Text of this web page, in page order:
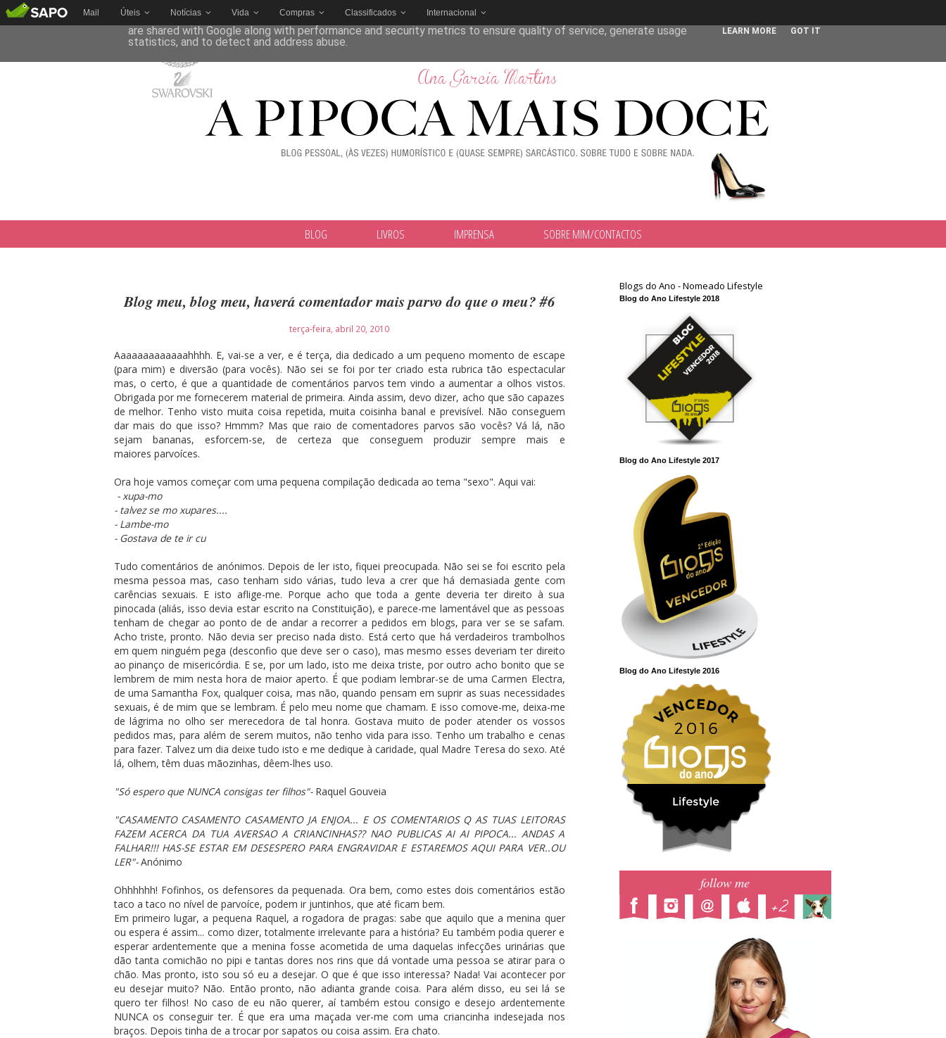
Mail Úteis Notícias Vida Compras Classificados Internacional
BLOG LIVROS IMPRENSA SOBRE MIM/CONTACTOS
Blog meu, blog meu, haverá comentador mais parvo do que o meu? #6
terça-feira, abril 20, 2010
Aaaaaaaaaaaaahhhh. E, vai-se a ver, e é terça, dia dedicado a um pequeno momento de escape
(para mim) e diversão (para vocês). Não sei se foi por ter criado esta rubrica tão espectacular
mas, o certo, é que a quantidade de comentários parvos tem vindo a aumentar a olhos vistos.
Obrigada por me fornecerem material de primeira. Ainda assim, devo dizer, acho que são capazes
de melhor. Tenho visto muita coisa repetida, muita coisinha banal e previsível. Não conseguem
dar mais do que isso? Hmmm? Mas que raio de comentadores parvos são vocês? Vá lá, não
sejam bananas, esforcem-se, de certeza que conseguem produzir sempre mais e
maiores parvoíces.
Ora hoje vamos começar com uma pequena compilação dedicada ao tema "sexo". Aqui vai:
- xupa-mo
- talvez se mo xupares....
- Lambe-mo
- Gostava de te ir cu
Tudo comentários de anónimos. Depois de ler isto, fiquei preocupada. Não sei se foi escrito pela
mesma pessoa mas, caso tenham sido várias, tudo leva a crer que há demasiada gente com
carências sexuais. E isto aflige-me. Porque acho que toda a gente deveria ter direito à sua
pinocada (aliás, isso devia estar escrito na Constituição), e parece-me lamentável que as pessoas
tenham de chegar ao ponto de de andar a recorrer a pedidos em blogs, para ver se se safam.
Acho triste, pronto. Não devia ser preciso nada disto. Está certo que há verdadeiros trambolhos
em quem ninguém pega (desconfio que deve ser o caso), mas mesmo esses deveriam ter direito
ao pinanço de misericórdia. E se, por um lado, isto me deixa triste, por outro acho bonito que se
lembrem de mim nesta hora de maior aperto. É que podiam lembrar-se de uma Carmen Electra,
de uma Samantha Fox, qualquer coisa, mas não, quando pensam em suprir as suas necessidades
sexuais, é de mim que se lembram. É pelo meu nome que chamam. E isso comove-me, deixa-me
de lágrima no olho ser merecedora de tal honra. Gostava muito de poder atender os vossos
pedidos mas, para além de serem muitos, não tenho vida para isso. Tenho um trabalho e cenas
para fazer. Talvez um dia deixe tudo isto e me dedique à caridade, qual Madre Teresa do sexo. Até
lá, olhem, têm duas mãozinhas, dêem-lhes uso.
"Só espero que NUNCA consigas ter filhos"-Raquel Gouveia
"CASAMENTO CASAMENTO CASAMENTO JA ENJOA... E OS COMENTARIOS Q AS TUAS LEITORAS
FAZEM ACERCA DA TUA AVERSAO A CRIANCINHAS?? NAO PUBLICAS AI AI PIPOCA... ANDAS A
FALHAR!!! HAS-SE ESTAR EM DESESPERO PARA ENGRAVIDAR E ESTAREMOS AQUI PARA VER..OU
LER"-Anónimo
Ohhhhhh! Fofinhos, os defensores da pequenada. Ora bem, como estes dois comentários estão
taco a taco no nível de parvoíce, podem ir juntinhos, que até ficam bem.
Em primeiro lugar, a pequena Raquel, a rogadora de pragas: sabe que aquilo que a menina quer
ou espera é assim... como dizer, totalmente irrelevante para a história? Eu também podia querer e
esperar ardentemente que a menina fosse acometida de uma daquelas infecções urinárias que
dão tanta comichão no pipi e tantas dores nos rins que dá vontade uma pessoa se atirar para o
chão. Mas pronto, isto sou só eu a desejar. O que é que isso interessa? Nada! Vai acontecer por
eu desejar muito? Não. Então pronto, não adianta grande coisa. Para além disso, eu sei lá se
quero ter filhos! No caso de eu não querer, aí também estou consigo e desejo ardentemente
NUNCA os conseguir ter. É que era uma maçada ver-me com uma criancinha indesejada nos
braços. Depois tinha de a trocar por sapatos ou coisa assim. Era chato.
Blogs do Ano - Nomeado Lifestyle
Blog do Ano Lifestyle 2018
Blog do Ano Lifestyle 2017
Blog do Ano Lifestyle 2016
follow me
This site uses cookies from Google to deliver its services and to analyze traffic. Your IP address and user-agent
are shared with Google along with performance and security metrics to ensure quality of service, generate usage
statistics, and to detect and address abuse.
LEARN MORE GOT IT